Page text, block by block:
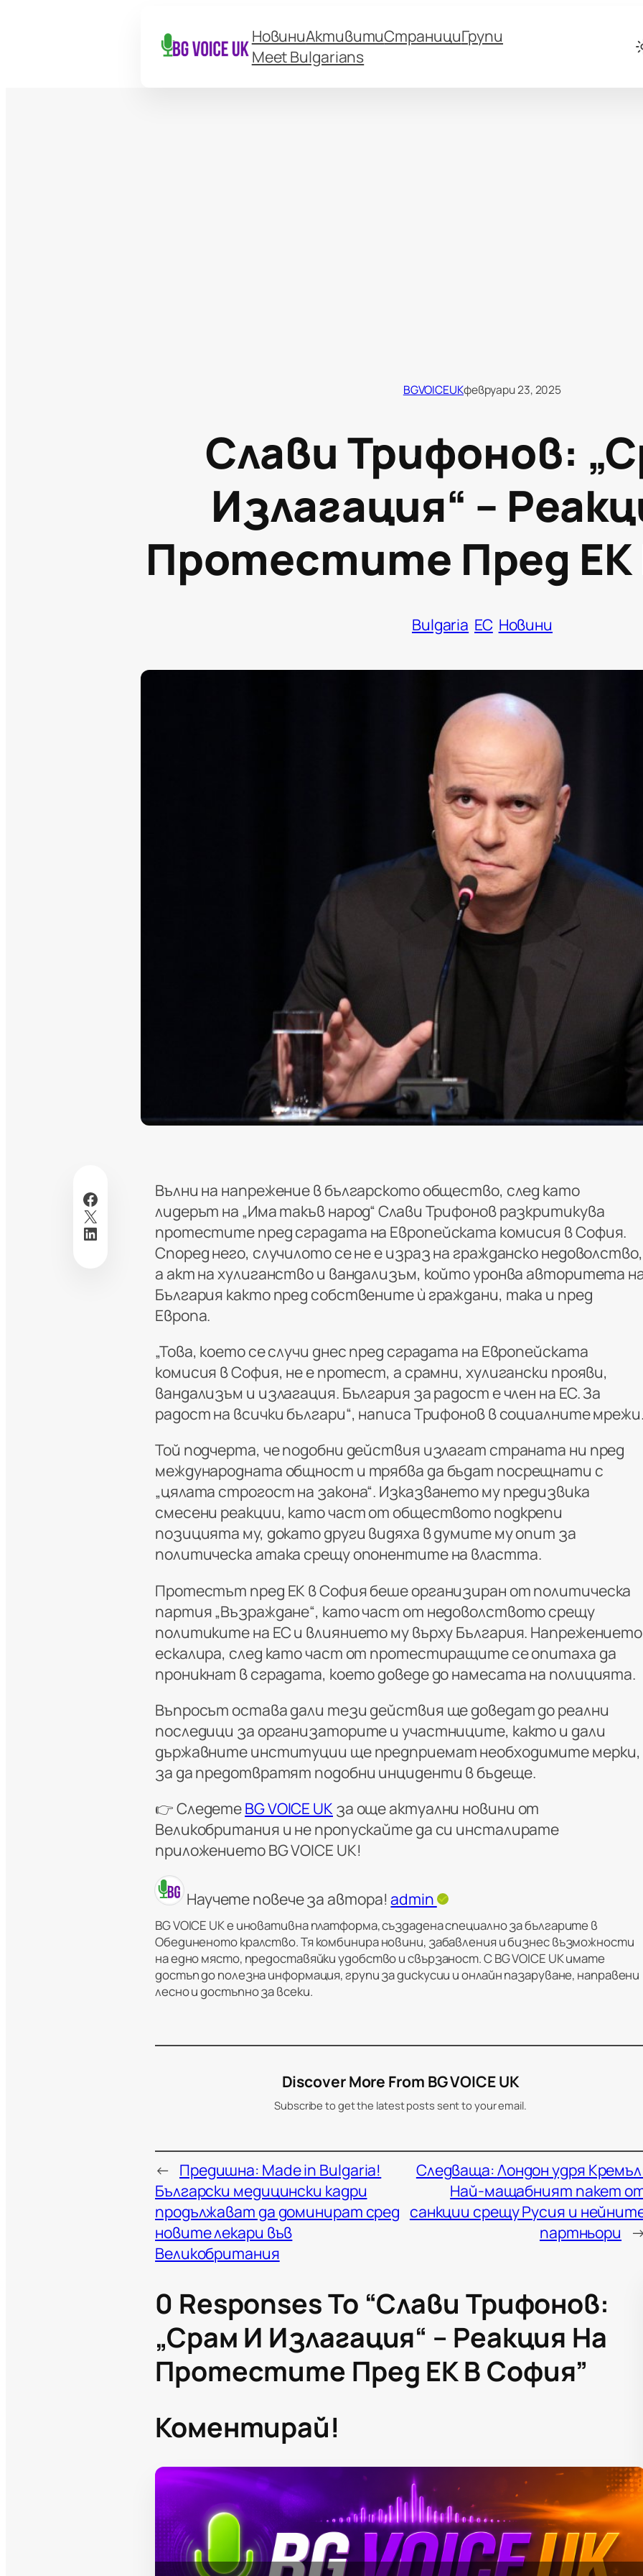
НовиниАктивитиСтранициГрупи
Meet Bulgarians
BGVOICEUKфевруари 23, 2025
Слави Трифонов:
Излагация“ –
Протестите Пред ЕК
Bulgaria ЕС Новини
Facebook
X
LinkedIn
Вълни на напрежение в българското общество, след като
лидерът на „Има такъв народ“ Слави Трифонов разкритикува
протестите пред сградата на Европейската комисия в София.
Според него, случилото се не е израз на гражданско недоволство,
а акт на хулиганство и вандализъм, който уронва авторитета
България както пред собствените ѝ граждани, така и пред
Европа.
„Това, което се случи днес пред сградата на Европейската
комисия в София, не е протест, а срамни, хулигански прояви,
вандализъм и излагация. България за радост е член на ЕС. За
радост на всички българи“, написа Трифонов в социалните мрежи.
Той подчерта, че подобни действия излагат страната ни пред
международната общност и трябва да бъдат посрещнати с
„цялата строгост на закона“. Изказването му предизвика
смесени реакции, като част от обществото подкрепи
позицията му, докато други видяха в думите му опит за
политическа атака срещу опонентите на властта.
Протестът пред ЕК в София беше организиран от политическа
партия „Възраждане“, като част от недоволството срещу
политиките на ЕС и влиянието му върху България. Напрежението
ескалира, след като част от протестиращите се опитаха да
проникнат в сградата, което доведе до намесата на полицията.
Въпросът остава дали тези действия ще доведат до реални
последици за организаторите и участниците, както и дали
държавните институции ще предприемат необходимите мерки,
за да предотвратят подобни инциденти в бъдеще.
👉 СледетеBG VOICE UKза още актуални новини от
Великобритания и не пропускайте да си инсталирате
приложениетоBG VOICE UK!
Научете повече за автора! admin
BG VOICE UK е иновативна платформа, създадена специално за българите в
Обединеното кралство. Тя комбинира новини, забавления и бизнес възможности
на едно място, предоставяйки удобство и свързаност. С BG VOICE UK имате
достъп до полезна информация, групи за дискусии и онлайн пазаруване, направени
лесно и достъпно за всеки.
Discover More From BG VOICE UK
Subscribe to get the latest posts sent to your email.
← Предишна: Made in Bulgaria!
Български медицински кадри
продължават да доминират сред
новите лекари във
Великобритания
Следваща:Лондон удря
Най-мащабният пакет
санкции срещу Русия и
партньори
→
0 Responses To “Слави Трифонов:
„Срам И Излагация“ – Реакция На
Протестите Пред ЕК В София”
Коментирай!